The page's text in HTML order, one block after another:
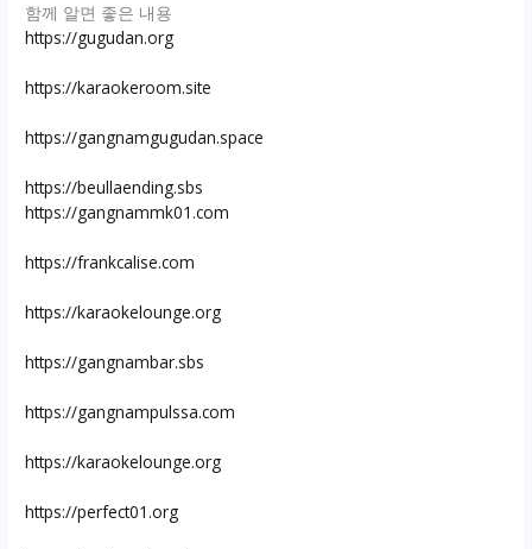
함께 알면 좋은 내용
https://gugudan.org
https://karaokeroom.site
https://gangnamgugudan.space
https://beullaending.sbs
https://gangnammk01.com
https://frankcalise.com
https://karaokelounge.org
https://gangnambar.sbs
https://gangnampulssa.com
https://karaokelounge.org
https://perfect01.org